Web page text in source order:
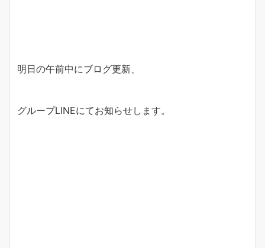
明日の午前中にブログ更新、
グループLINEにてお知らせします。